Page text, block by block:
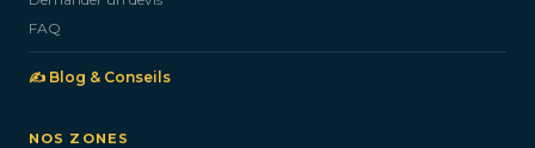
FAQ
✍️ Blog & Conseils
NOS ZONES